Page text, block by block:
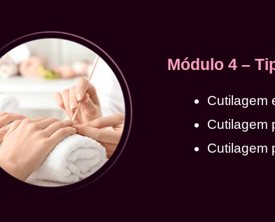
Módulo 4 –
Cutilagem
Cutilagem
Cutilagem